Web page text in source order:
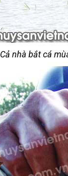
Cả nhà bắt cá